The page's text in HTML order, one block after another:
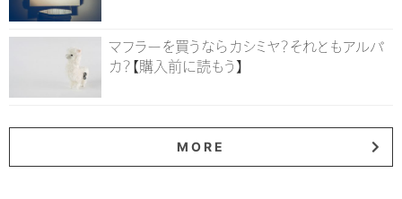
マフラーを買うならカシミヤ？それともアルパ
カ？【購入前に読もう】
MORE